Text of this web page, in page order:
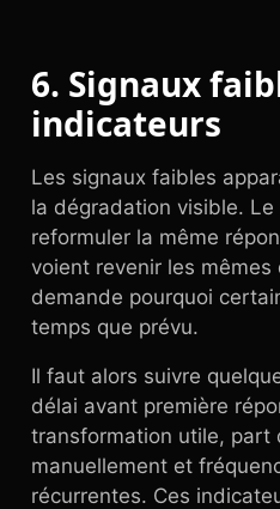
6. Signaux
indicateurs
Les signaux faibles
la dégradation visible.
reformuler la même
voient revenir les
demande pourquoi
temps que prévu.
Il faut alors suivre
délai avant première
transformation utile, part
manuellement et
récurrentes. Ces